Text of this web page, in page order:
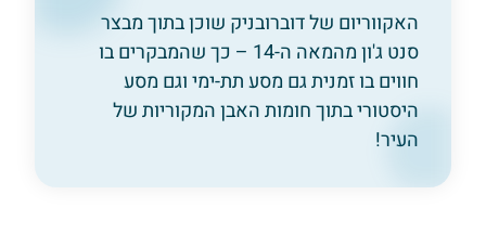
האקווריום של דוברובניק שוכן בתוך מבצר
סנט ג'ון מהמאה ה-14 – כך שהמבקרים בו
חווים בו זמנית גם מסע תת-ימי וגם מסע
היסטורי בתוך חומות האבן המקוריות של
העיר!